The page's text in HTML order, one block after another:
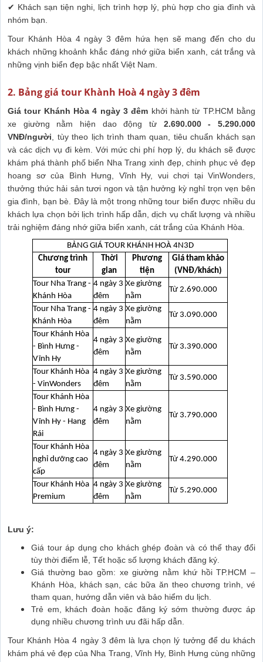
✔ Khách sạn tiện nghi, lịch trình hợp lý, phù hợp cho gia đình và
nhóm bạn.
Tour Khánh Hòa 4 ngày 3 đêm hứa hẹn sẽ mang đến cho du
khách những khoảnh khắc đáng nhớ giữa biển xanh, cát trắng và
những vịnh biển đẹp bậc nhất Việt Nam.
2. Bảng giá tour Khành Hoà 4 ngày 3 đêm
Giá tour Khánh Hòa 4 ngày 3 đêm khởi hành từ TP.HCM bằng
xe giường nằm hiện dao động từ 2.690.000 - 5.290.000
VNĐ/người , tùy theo lịch trình tham quan, tiêu chuẩn khách sạn
và các dịch vụ đi kèm. Với mức chi phí hợp lý, du khách sẽ được
khám phá thành phố biển Nha Trang xinh đẹp, chinh phục vẻ đẹp
hoang sơ của Bình Hưng, Vĩnh Hy, vui chơi tại VinWonders,
thưởng thức hải sản tươi ngon và tận hưởng kỳ nghỉ trọn vẹn bên
gia đình, bạn bè. Đây là một trong những tour biển được nhiều du
khách lựa chọn bởi lịch trình hấp dẫn, dịch vụ chất lượng và nhiều
trải nghiệm đáng nhớ giữa biển xanh, cát trắng của Khánh Hòa.
BẢNG GIÁ TOUR KHÁNH HOÀ 4N3D
Chương trình
tour
Thời
gian
Phương
tiện
Giá tham khảo
(VNĐ/khách)
Tour Nha Trang -
Khánh Hòa
4 ngày 3
đêm
Xe giường
nằm
Từ 2.690.000
Tour Nha Trang -
Khánh Hòa
4 ngày 3
đêm
Xe giường
nằm
Từ 3.090.000
Tour Khánh Hòa
- Bình Hưng -
Vĩnh Hy
4 ngày 3
đêm
Xe giường
nằm
Từ 3.390.000
Tour Khánh Hòa
- VinWonders
4 ngày 3
đêm
Xe giường
nằm
Từ 3.590.000
Tour Khánh Hòa
- Bình Hưng -
Vĩnh Hy - Hang
Rái
4 ngày 3
đêm
Xe giường
nằm
Từ 3.790.000
Tour Khánh Hòa
nghỉ dưỡng cao
cấp
4 ngày 3
đêm
Xe giường
nằm
Từ 4.290.000
Tour Khánh Hòa
Premium
4 ngày 3
đêm
Xe giường
nằm
Từ 5.290.000
Lưu ý:
Giá tour áp dụng cho khách ghép đoàn và có thể thay đổi
tùy thời điểm lễ, Tết hoặc số lượng khách đăng ký.
Giá thường bao gồm: xe giường nằm khứ hồi TP.HCM –
Khánh Hòa, khách sạn, các bữa ăn theo chương trình, vé
tham quan, hướng dẫn viên và bảo hiểm du lịch.
Trẻ em, khách đoàn hoặc đăng ký sớm thường được áp
dụng nhiều chương trình ưu đãi hấp dẫn.
Tour Khánh Hòa 4 ngày 3 đêm là lựa chọn lý tưởng để du khách
khám phá vẻ đẹp của Nha Trang, Vĩnh Hy, Bình Hưng cùng những